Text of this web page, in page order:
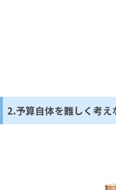
2.予算自体を難しく考え